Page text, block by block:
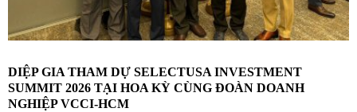
DIỆP GIA THAM DỰ SELECTUSA INVESTMENT
SUMMIT 2026 TẠI HOA KỲ CÙNG ĐOÀN DOANH
NGHIỆP VCCI-HCM